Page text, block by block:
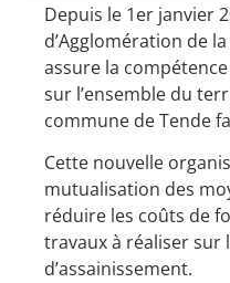
Depuis le 1er janvier
d’Agglomération de la
assure la
sur l’ensemble du
commune de Tende
Cette nouvelle
mutualisation des
réduire les coûts de
travaux à réaliser sur
d’assainissement.